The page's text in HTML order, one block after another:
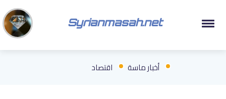
Syrianmasah.net
أخبار ماسة اقتصاد